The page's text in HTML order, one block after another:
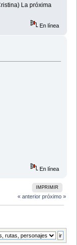
La próxima
En línea
En línea
IMPRIMIR
« anterior próximo »